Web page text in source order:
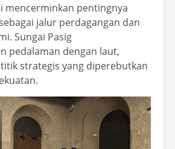
mencerminkan pentingnya
jalur perdagangan dan
Sungai Pasig
pedalaman dengan laut,
strategis yang diperebutkan